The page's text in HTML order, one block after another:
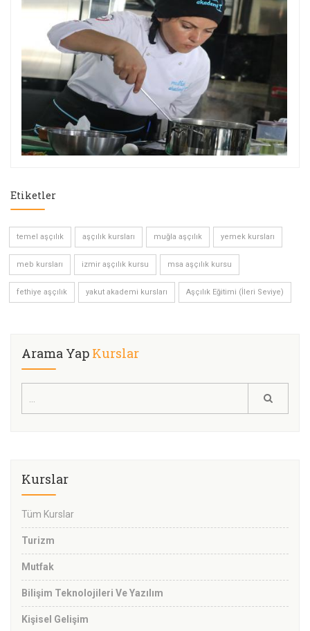
Etiketler
temel aşçılık aşçılık kursları muğla aşçılık yemek kursları
meb kursları izmir aşçılık kursu msa aşçılık kursu
fethiye aşçılık yakut akademi kursları Aşçılık Eğitimi (İleri Seviye)
Arama Yap Kurslar
Kurslar
Tüm Kurslar
Turizm
Mutfak
Bilişim Teknolojileri Ve Yazılım
Kişisel Gelişim